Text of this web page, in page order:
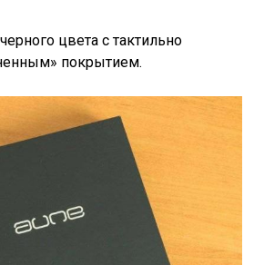
цвета с тактильно
покрытием.